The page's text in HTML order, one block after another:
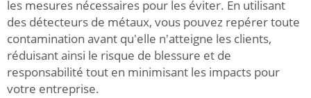
les mesures nécessaires pour les éviter. En utilisant
des détecteurs de métaux, vous pouvez repérer toute
contamination avant qu'elle n'atteigne les clients,
réduisant ainsi le risque de blessure et de
responsabilité tout en minimisant les impacts pour
votre entreprise.